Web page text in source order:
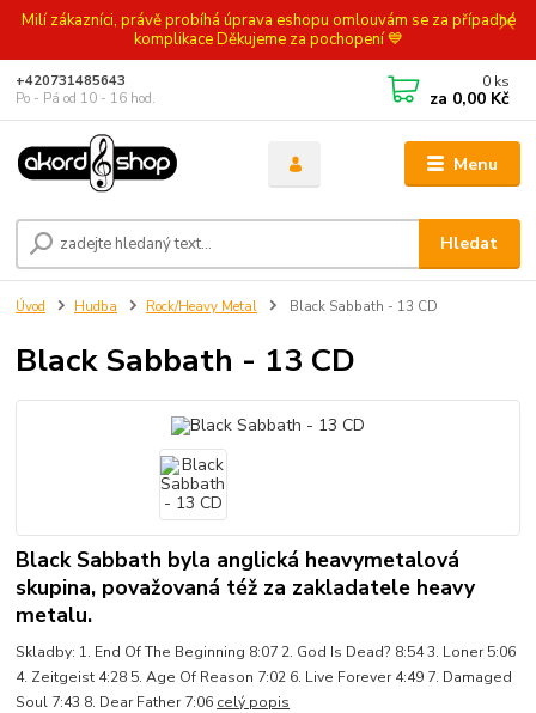
Milí zákazníci, právě probíhá úprava eshopu omlouvám se za případné
komplikace Děkujeme za pochopení 💙
Menu
Hledat
+420731485643
Po - Pá od 10 - 16 hod.
0 ks
za 0,00 Kč
Úvod Hudba Rock/Heavy Metal Black Sabbath - 13 CD
Black Sabbath - 13 CD
Black Sabbath byla anglická heavymetalová
skupina, považovaná též za zakladatele heavy
metalu.
Skladby: 1. End Of The Beginning 8:07 2. God Is Dead? 8:54 3. Loner 5:06
4. Zeitgeist 4:28 5. Age Of Reason 7:02 6. Live Forever 4:49 7. Damaged
Soul 7:43 8. Dear Father 7:06 celý popis